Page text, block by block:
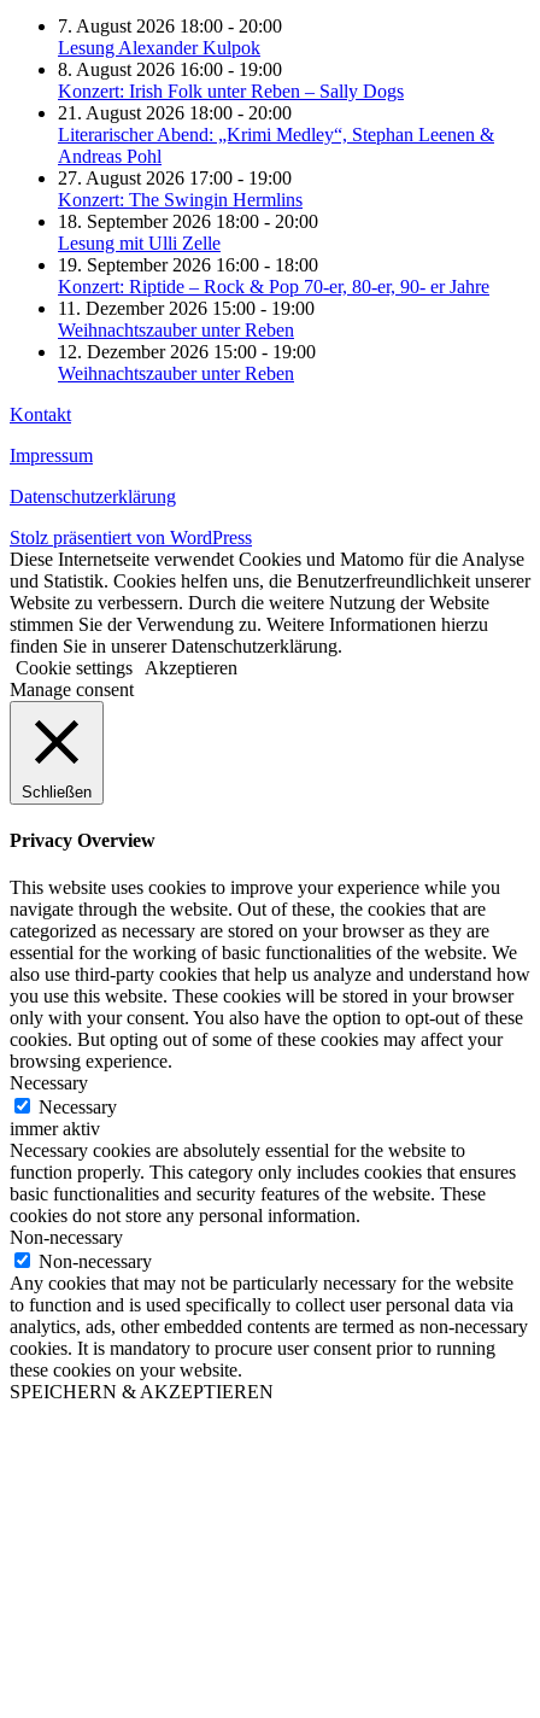
7. August 2026 18:00 - 20:00
Lesung Alexander Kulpok
8. August 2026 16:00 - 19:00
Konzert: Irish Folk unter Reben – Sally Dogs
21. August 2026 18:00 - 20:00
Literarischer Abend: „Krimi Medley“, Stephan Leenen &
Andreas Pohl
27. August 2026 17:00 - 19:00
Konzert: The Swingin Hermlins
18. September 2026 18:00 - 20:00
Lesung mit Ulli Zelle
19. September 2026 16:00 - 18:00
Konzert: Riptide – Rock & Pop 70-er, 80-er, 90- er Jahre
11. Dezember 2026 15:00 - 19:00
Weihnachtszauber unter Reben
12. Dezember 2026 15:00 - 19:00
Weihnachtszauber unter Reben
Kontakt
Impressum
Datenschutzerklärung
Stolz präsentiert von WordPress
Diese Internetseite verwendet Cookies und Matomo für die Analyse
und Statistik. Cookies helfen uns, die Benutzerfreundlichkeit unserer
Website zu verbessern. Durch die weitere Nutzung der Website
stimmen Sie der Verwendung zu. Weitere Informationen hierzu
finden Sie in unserer Datenschutzerklärung.
Cookie settings
Akzeptieren
Manage consent
Schließen
Privacy Overview
This website uses cookies to improve your experience while you
navigate through the website. Out of these, the cookies that are
categorized as necessary are stored on your browser as they are
essential for the working of basic functionalities of the website. We
also use third-party cookies that help us analyze and understand how
you use this website. These cookies will be stored in your browser
only with your consent. You also have the option to opt-out of these
cookies. But opting out of some of these cookies may affect your
browsing experience.
Necessary
Necessary
immer aktiv
Necessary cookies are absolutely essential for the website to
function properly. This category only includes cookies that ensures
basic functionalities and security features of the website. These
cookies do not store any personal information.
Non-necessary
Non-necessary
Any cookies that may not be particularly necessary for the website
to function and is used specifically to collect user personal data via
analytics, ads, other embedded contents are termed as non-necessary
cookies. It is mandatory to procure user consent prior to running
these cookies on your website.
SPEICHERN & AKZEPTIEREN